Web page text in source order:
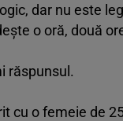
dar nu este
o oră, două
răspunsul.
cu o femeie de